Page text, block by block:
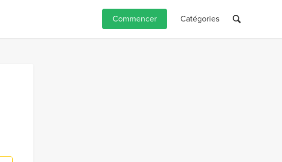
Commencer Catégories